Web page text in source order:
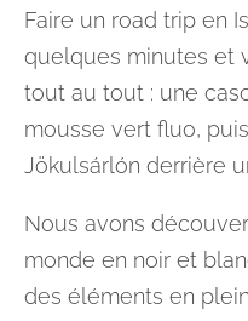
Faire un road trip en
quelques minutes et
tout au tout : une
mousse vert fluo,
Jökulsárlón derrière
Nous avons
monde en noir et
des éléments en